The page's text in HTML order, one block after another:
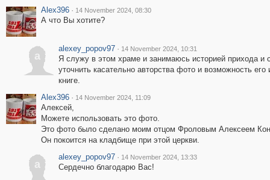
Alex396 · 14 November 2024, 08:30
А что Вы хотите?
a
alexey_popov97 · 14 November 2024, 10:31
Я служу в этом храме и занимаюсь историей прихода и
уточнить касательно авторства фото и возможность
книге.
Alex396 · 14 November 2024, 11:09
Алексей,
Можете использовать это фото.
Это фото было сделано моим отцом Фроловым Алексеем
Он покоится на кладбище при этой церкви.
a
alexey_popov97 · 14 November 2024, 13:33
Сердечно благодарю Вас!